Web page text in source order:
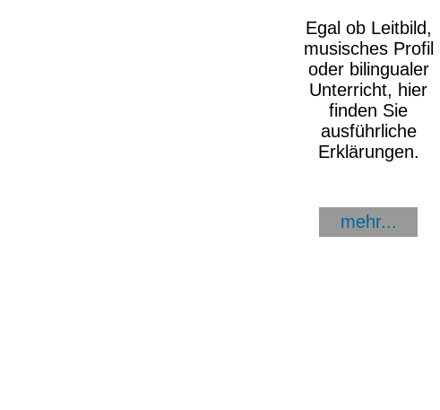
Egal ob Leitbild,
musisches Profil
oder bilingualer
Unterricht, hier
finden Sie
ausführliche
Erklärungen.
mehr...